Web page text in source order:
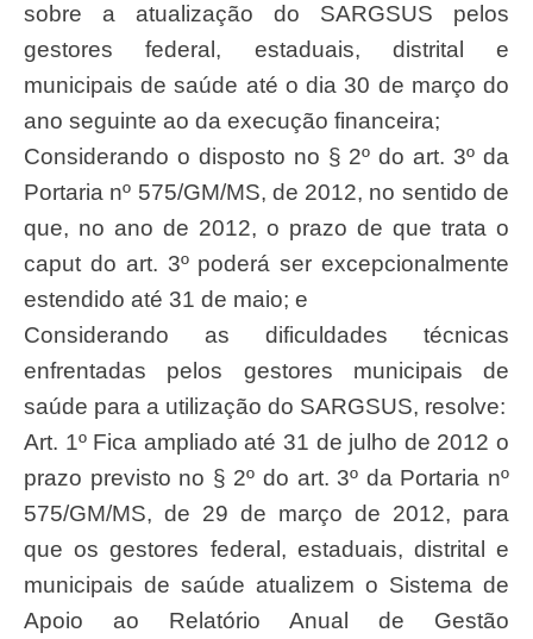
sobre a atualização do SARGSUS pelos
gestores federal, estaduais, distrital e
municipais de saúde até o dia 30 de março do
ano seguinte ao da execução financeira;
Considerando o disposto no § 2º do art. 3º da
Portaria nº 575/GM/MS, de 2012, no sentido de
que, no ano de 2012, o prazo de que trata o
caput do art. 3º poderá ser excepcionalmente
estendido até 31 de maio; e
Considerando as dificuldades técnicas
enfrentadas pelos gestores municipais de
saúde para a utilização do SARGSUS, resolve:
Art. 1º Fica ampliado até 31 de julho de 2012 o
prazo previsto no § 2º do art. 3º da Portaria nº
575/GM/MS, de 29 de março de 2012, para
que os gestores federal, estaduais, distrital e
municipais de saúde atualizem o Sistema de
Apoio ao Relatório Anual de Gestão